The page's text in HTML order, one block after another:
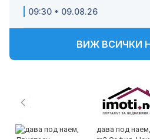
09:30 • 09.08.26
ВИЖ ВСИЧКИ
дава под